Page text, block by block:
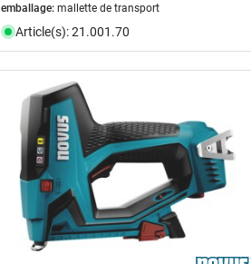
emballage: mallette de transport
Article(s): 21.001.70